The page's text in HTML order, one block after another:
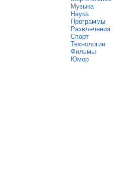
Музыка
Наука
Программы
Развлечения
Спорт
Технологии
Фильмы
Юмор